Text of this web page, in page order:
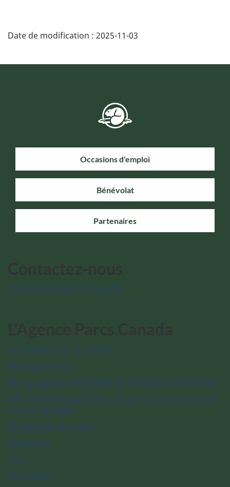
Date de modification : 2025-11-03
Occasions d'emploi
Bénévolat
Partenaires
Contactez Parcs Canada
Le mandat et la charte
Transparence
Message du président et chef de la direction
Les relations avec les peuples autochtones à
Parcs Canada
Stratégies et plans
Rapports
Avis
Nouvelles